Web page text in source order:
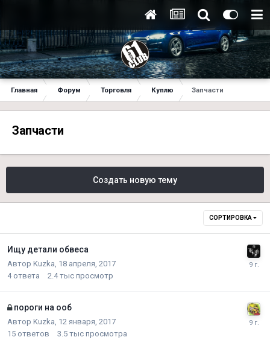
Главная Форум Торговля Куплю Запчасти
Запчасти
Создать новую тему
СОРТИРОВКА
Ищу детали обвеса
Автор Kuzka 18 апреля, 2017
4 ответа 2.4 тыс просмотр
пороги на ооб
Автор Kuzka 12 января, 2017
15 ответов 3.5 тыс просмотра